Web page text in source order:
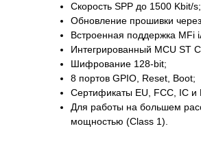
Скорость SPP до 1500 Kbit/s;
Обновление прошивки
Встроенная поддержка MFi
Интегрированный MCU ST
Шифрование 128-bit;
8 портов GPIO, Reset, Boot;
Сертификаты EU, FCC, IC и
Для работы на большем
мощностью (Class 1).